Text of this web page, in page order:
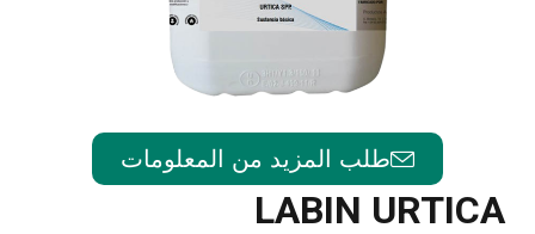
طلب المزيد من المعلومات
LABIN URTICA